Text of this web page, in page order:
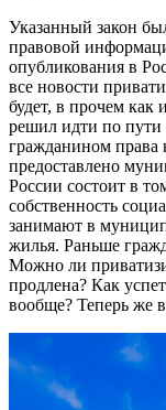
Указанный закон
правовой
опубликования в
все новости
будет, в прочем как
решил идти по
гражданином права
предоставлено
России состоит в
собственность
занимают в
жилья. Раньше
Можно ли
продлена? Как
вообще? Теперь же